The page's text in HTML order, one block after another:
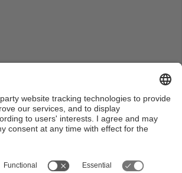
la conferència i debat: Libro Blanco